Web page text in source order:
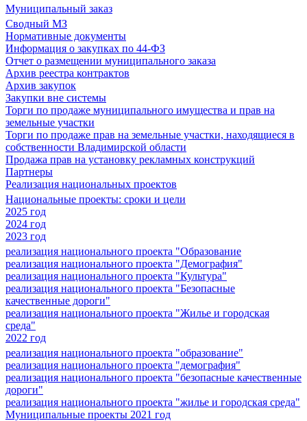
Муниципальный заказ
Сводный МЗ
Нормативные документы
Информация о закупках по 44-ФЗ
Отчет о размещении муниципального заказа
Архив реестра контрактов
Архив закупок
Закупки вне системы
Торги по продаже муниципального имущества и прав на
земельные участки
Торги по продаже прав на земельные участки, находящиеся в
собственности Владимирской области
Продажа прав на установку рекламных конструкций
Партнеры
Реализация национальных проектов
Национальные проекты: сроки и цели
2025 год
2024 год
2023 год
реализация национального проекта "Образование
реализация национального проекта "Демография"
реализация национального проекта "Культура"
реализация национального проекта "Безопасные
качественные дороги"
реализация национального проекта "Жилье и городская
среда"
2022 год
реализация национального проекта "образование"
реализация национального проекта "демография"
реализация национального проекта "безопасные качественные
дороги"
реализация национального проекта "жилье и городская среда"
Муниципальные проекты 2021 год